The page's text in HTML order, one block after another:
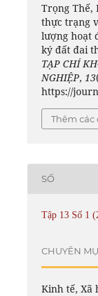
Trọng Thế,
thực trạng
lượng hoạt
ký đất đai
TẠP CHÍ
NGHIỆP, 13
https://
Thêm
SỐ
Tập 13 Số 1
CHUYÊN
Kinh tế, Xã